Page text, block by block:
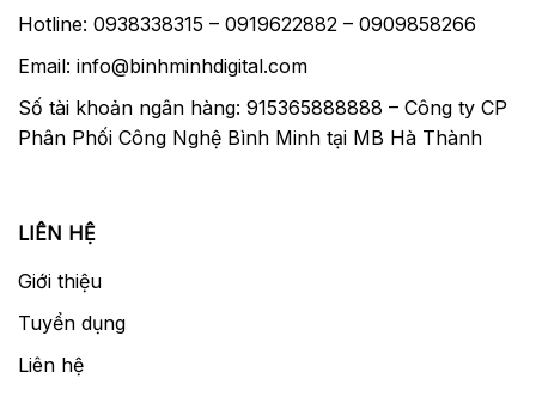
Hotline: 0938338315 – 0919622882 – 0909858266
Email: info@binhminhdigital.com
Số tài khoản ngân hàng: 915365888888 – Công ty CP
Phân Phối Công Nghệ Bình Minh tại MB Hà Thành
LIÊN HỆ
Giới thiệu
Tuyển dụng
Liên hệ